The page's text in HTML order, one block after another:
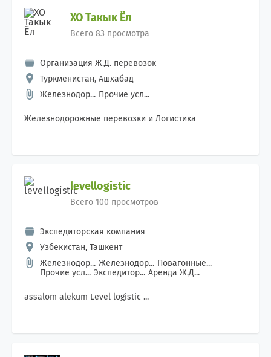
ХО Такык Ёл
Всего 83 просмотра
Организация Ж.Д. перевозок
Туркменистан, Ашхабад
Железнодор... Прочие усл...
Железнодорожные перевозки и Логистика
levellogistic
Всего 100 просмотров
Экспедиторская компания
Узбекистан, Ташкент
Железнодор... Железнодор... Повагонные...
Прочие усл... Экспедитор... Аренда Ж.Д...
assalom alekum Level logistic ...